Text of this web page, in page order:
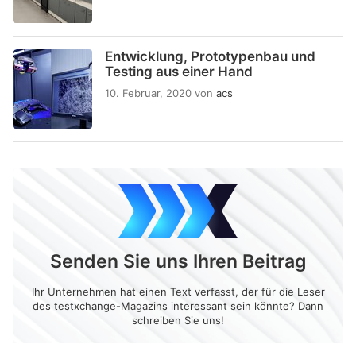
Entwicklung, Prototypenbau und
Testing aus einer Hand
10. Februar, 2020 von acs
Senden Sie uns Ihren Beitrag
Ihr Unternehmen hat einen Text verfasst, der für die Leser
des testxchange-Magazins interessant sein könnte? Dann
schreiben Sie uns!